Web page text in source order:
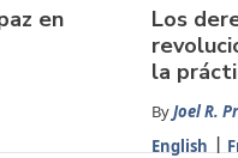
en
Los
la
ByJoel R.
English